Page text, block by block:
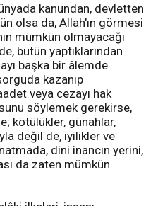
kanundan, devletten
olsa da, Allah'ın görmesi
mümkün olmayacağı
bütün yaptıklarından
başka bir âlemde
kazanıp
veya cezayı hak
söylemek gerekirse,
kötülükler, günahlar,
değil de, iyilikler ve
dini inancın yerini,
da zaten mümkün